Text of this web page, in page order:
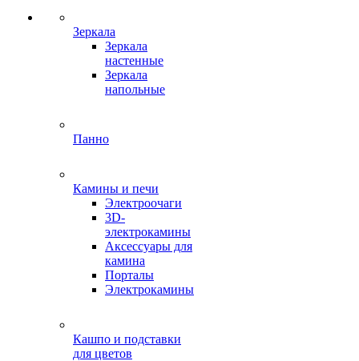
Зеркала
Зеркала
настенные
Зеркала
напольные
Панно
Камины и печи
Электроочаги
3D-
электрокамины
Аксессуары для
камина
Порталы
Электрокамины
Кашпо и подставки
для цветов